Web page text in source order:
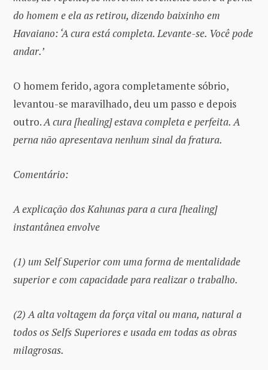
do homem e ela as retirou, dizendo baixinho em
Havaiano: ‘A cura está completa. Levante-se. Você pode
andar.’
O homem ferido, agora completamente sóbrio,
levantou-se maravilhado, deu um passo e depois
outro.A cura [healing] estava completa e perfeita. A
perna não apresentava nenhum sinal da fratura.
Comentário:
A explicação dos Kahunas para a cura [healing]
instantânea envolve
(1) um Self Superior com uma forma de mentalidade
superior e com capacidade para realizar o trabalho.
(2) A alta voltagem da força vital ou mana, natural a
todos os Selfs Superiores e usada em todas as obras
milagrosas.